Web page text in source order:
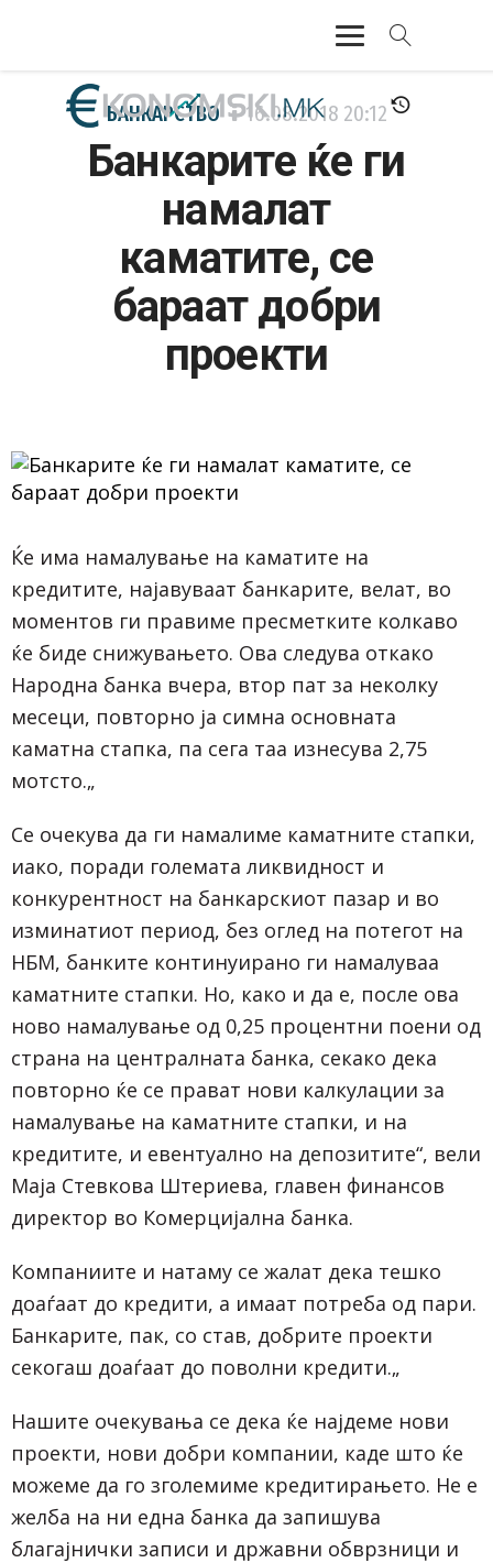
АКТУЕЛНО
ЕКОНОМИЈА
ФИНАНСИИ
БАНКАРСТВО
ЖИВОТ
БАНКАРСТВО 16.08.2018 20:12
Банкарите ќе ги
намалат
каматите, се
бараат добри
проекти
Ќе има намалување на каматите на
кредитите, најавуваат банкарите, велат, во
моментов ги правиме пресметките колкаво
ќе биде снижувањето. Ова следува откако
Народна банка вчера, втор пат за неколку
месеци, повторно ја симна основната
каматна стапка, па сега таа изнесува 2,75
мотсто.„
Се очекува да ги намалиме каматните стапки,
иако, поради големата ликвидност и
конкурентност на банкарскиот пазар и во
изминатиот период, без оглед на потегот на
НБМ, банките континуирано ги намалуваа
каматните стапки. Но, како и да е, после ова
ново намалување од 0,25 процентни поени од
страна на централната банка, секако дека
повторно ќе се прават нови калкулации за
намалување на каматните стапки, и на
кредитите, и евентуално на депозитите“, вели
Маја Стевкова Штериева, главен финансов
директор во Комерцијална банка.
Компаниите и натаму се жалат дека тешко
доаѓаат до кредити, а имаат потреба од пари.
Банкарите, пак, со став, добрите проекти
секогаш доаѓаат до поволни кредити.„
Нашите очекувања се дека ќе најдеме нови
проекти, нови добри компании, каде што ќе
можеме да го зголемиме кредитирањето. Не е
желба на ни една банка да запишува
благајнички записи и државни обврзници и